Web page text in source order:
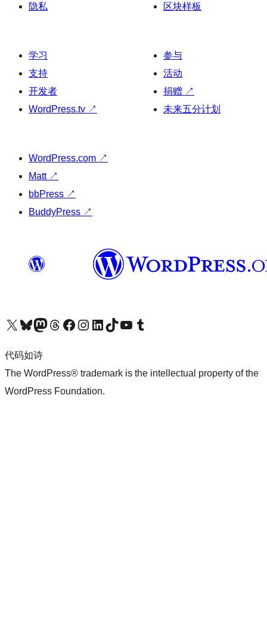
隐私
区块样板
学习
支持
开发者
WordPress.tv ↗
参与
活动
捐赠 ↗
未来五分计划
WordPress.com ↗
Matt ↗
bbPress ↗
BuddyPress ↗
关注我们的 X（原 Twitter）账号访问我们的 Bluesky 账号关注我们的 Mastodon 账号访问我们的 Threads 账号 访问我们的 Facebook 公共主页关注我们的 Instagram 账号 关注我们的 LinkedIn 主页访问我们的 TikTok 账号访问我们的 YouTube 频道 访问我们的 Tumblr 账号
代码如诗
The WordPress® trademark is the intellectual property of the
WordPress Foundation.